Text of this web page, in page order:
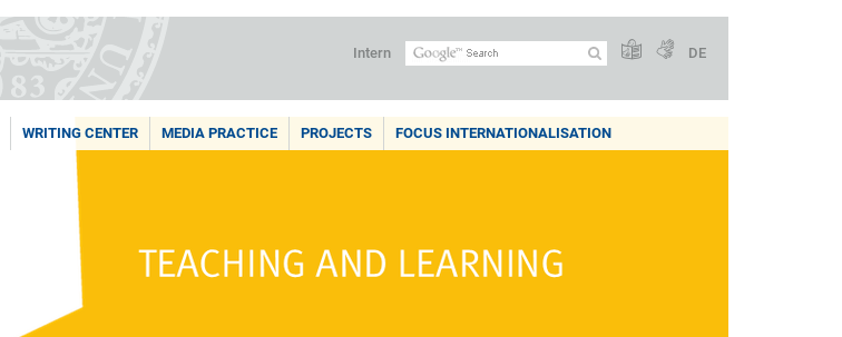
Intern DE
WRITING CENTER MEDIA PRACTICE PROJECTS FOCUS INTERNATIONALISATION